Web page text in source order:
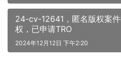
24-cv-12641，匿名版权案
权，已申请TRO
2024年12月12日 下午2:20